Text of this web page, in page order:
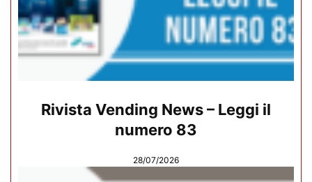
Rivista Vending News – Leggi il
numero 83
28/07/2026